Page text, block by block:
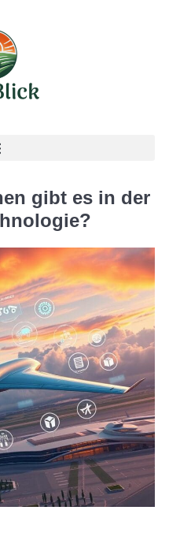
gibt es in der